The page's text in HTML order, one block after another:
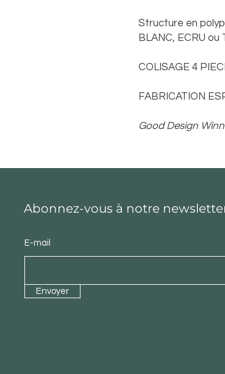
Structure en
BLANC, ECRU
COLISAGE 4
FABRICATION
Good Design
Abonnez-vous à notre
E-mail
Envoyer